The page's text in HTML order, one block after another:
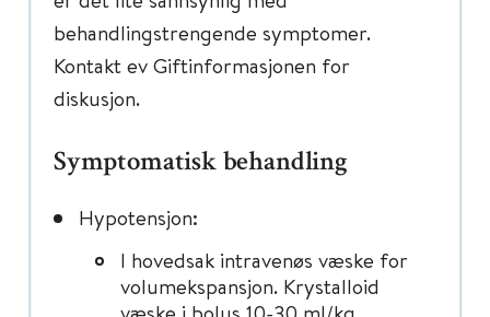
behandlingstrengende symptomer.
Kontakt ev Giftinformasjonen for
diskusjon.
Symptomatisk behandling
Hypotensjon:
I hovedsak intravenøs væske for
volumekspansjon. Krystalloid